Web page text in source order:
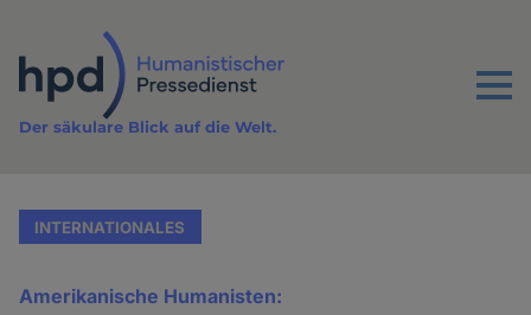
Inhalt
Menu
Der säkulare Blick auf die Welt.
INTERNATIONALES
Amerikanische Humanisten: